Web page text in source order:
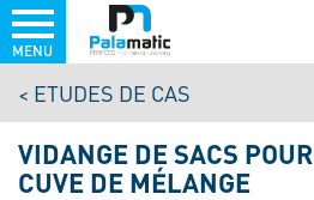
au
contenu
principal
MENU
ETUDES DE CAS
VIDANGE DE SACS
CUVE DE MÉLANGE